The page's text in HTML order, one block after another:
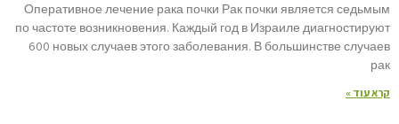
Оперативное лечение рака почки Рак почки является седьмым
по частоте возникновения. Каждый год в Израиле диагностируют
600 новых случаев этого заболевания. В большинстве случаев
рак
קרא עוד »